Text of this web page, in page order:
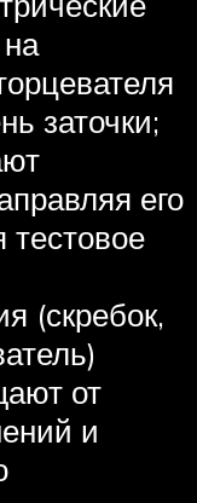
заточки;
его
(скребок,
от
и